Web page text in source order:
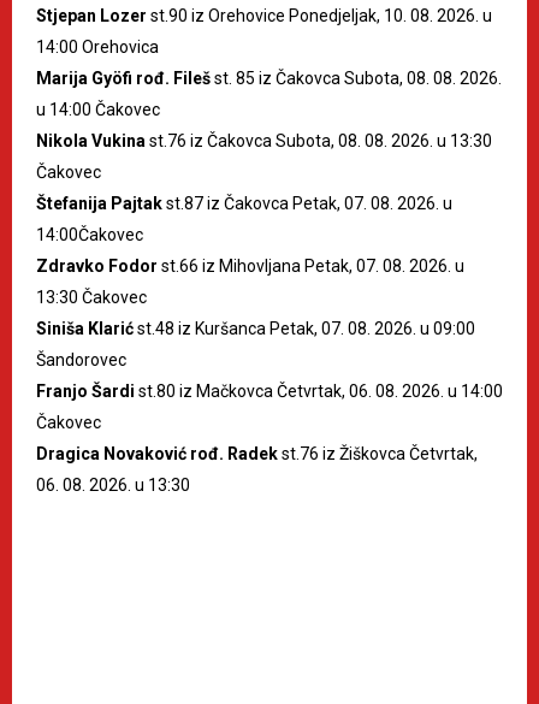
Stjepan Lozer st.90 iz Orehovice Ponedjeljak, 10. 08. 2026. u
14:00 Orehovica
Marija Gyöfi rođ. Filešst. 85 iz Čakovca Subota, 08. 08. 2026.
u 14:00 Čakovec
Nikola Vukina st.76 iz Čakovca Subota, 08. 08. 2026. u 13:30
Čakovec
Štefanija Pajtakst.87 iz Čakovca Petak, 07. 08. 2026. u
14:00Čakovec
Zdravko Fodor st.66 iz Mihovljana Petak, 07. 08. 2026. u
13:30 Čakovec
Siniša Klarićst.48 iz Kuršanca Petak, 07. 08. 2026. u 09:00
Šandorovec
Franjo Šardi st.80 iz Mačkovca Četvrtak, 06. 08. 2026. u 14:00
Čakovec
Dragica Novaković rođ. Radekst.76 iz Žiškovca Četvrtak,
06. 08. 2026. u 13:30